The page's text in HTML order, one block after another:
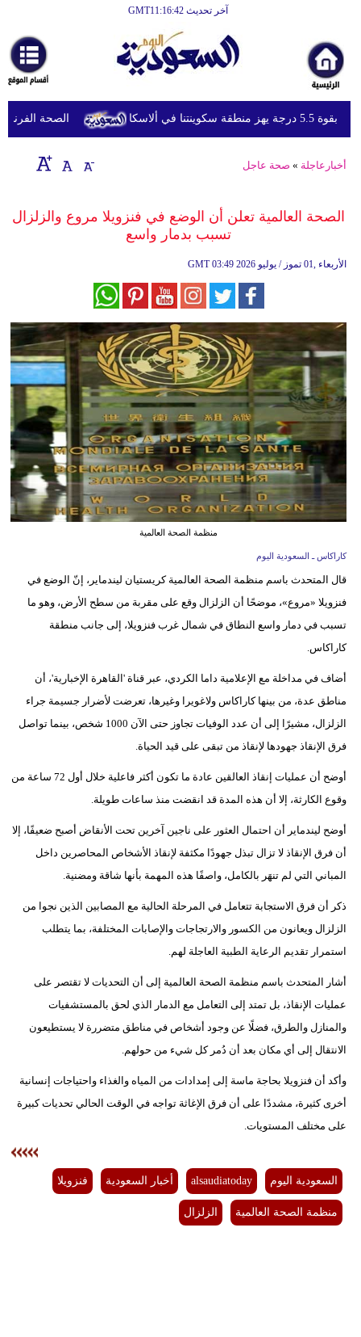
آخر تحديث GMT11:16:42
أخبارعاجلة
رياضة
ثقافة
إقتصاد
وموسيقى
سياحة
وسفر
ديكور
أخبار
إعلام
تعليم
علوم
وتكنولوجيا
مدوَّنات
سيارات
الصحة الفرنسية سكوينتنا في ألاسكا
أخبارعاجلة » صحة عاجل
الصحة العالمية تعلن أن الوضع في فنزويلا مروع والزلزال
تسبب بدمار واسع
GMT 03:49 2026 الأربعاء ,01 تموز / يوليو
منظمة الصحة العالمية
كاراكاس ـ السعودية اليوم
قال المتحدث باسم منظمة الصحة العالمية كريستيان ليندماير، إنّ الوضع في
فنزويلا «مروع»، موضحًا أن الزلزال وقع على مقربة من سطح الأرض، وهو ما
تسبب في دمار واسع النطاق في شمال غرب فنزويلا، إلى جانب منطقة
كاراكاس.
أضاف في مداخلة مع الإعلامية داما الكردي، عبر قناة 'القاهرة الإخبارية'، أن
مناطق عدة، من بينها كاراكاس ولاغويرا وغيرها، تعرضت لأضرار جسيمة جراء
الزلزال، مشيرًا إلى أن عدد الوفيات تجاوز حتى الآن 1000 شخص، بينما تواصل
فرق الإنقاذ جهودها لإنقاذ من تبقى على قيد الحياة.
أوضح أن عمليات إنقاذ العالقين عادة ما تكون أكثر فاعلية خلال أول 72 ساعة من
وقوع الكارثة، إلا أن هذه المدة قد انقضت منذ ساعات طويلة.
أوضح ليندماير أن احتمال العثور على ناجين آخرين تحت الأنقاض أصبح ضعيفًا، إلا
أن فرق الإنقاذ لا تزال تبذل جهودًا مكثفة لإنقاذ الأشخاص المحاصرين داخل
المباني التي لم تنهَر بالكامل، واصفًا هذه المهمة بأنها شاقة ومضنية.
ذكر أن فرق الاستجابة تتعامل في المرحلة الحالية مع المصابين الذين نجوا من
الزلزال ويعانون من الكسور والارتجاجات والإصابات المختلفة، بما يتطلب
استمرار تقديم الرعاية الطبية العاجلة لهم.
أشار المتحدث باسم منظمة الصحة العالمية إلى أن التحديات لا تقتصر على
عمليات الإنقاذ، بل تمتد إلى التعامل مع الدمار الذي لحق بالمستشفيات
والمنازل والطرق، فضلًا عن وجود أشخاص في مناطق متضررة لا يستطيعون
الانتقال إلى أي مكان بعد أن دُمر كل شيء من حولهم.
وأكد أن فنزويلا بحاجة ماسة إلى إمدادات من المياه والغذاء واحتياجات إنسانية
أخرى كثيرة، مشددًا على أن فرق الإغاثة تواجه في الوقت الحالي تحديات كبيرة
على مختلف المستويات.
السعودية اليوم alsaudiatoday أخبار السعودية فنزويلا
منظمة الصحة العالمية الزلزال